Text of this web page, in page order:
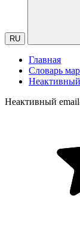
RU
Главная
Словарь
Неактивный